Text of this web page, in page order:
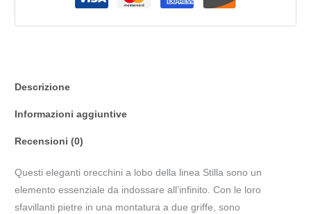
Descrizione
Informazioni aggiuntive
Recensioni (0)
Questi eleganti orecchini a lobo della linea Stilla sono un
elemento essenziale da indossare all’infinito. Con le loro
sfavillanti pietre in una montatura a due griffe, sono